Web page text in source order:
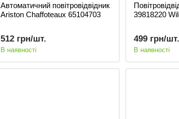
Автоматичний повітровідвідник
Ariston Сhaffoteaux 65104703
512 грн/шт.
В наявності
39818220
499 грн/шт.
В наявності